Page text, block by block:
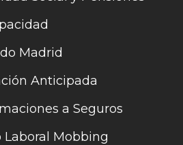
Madrid
Anticipada
a Seguros
Laboral Mobbing